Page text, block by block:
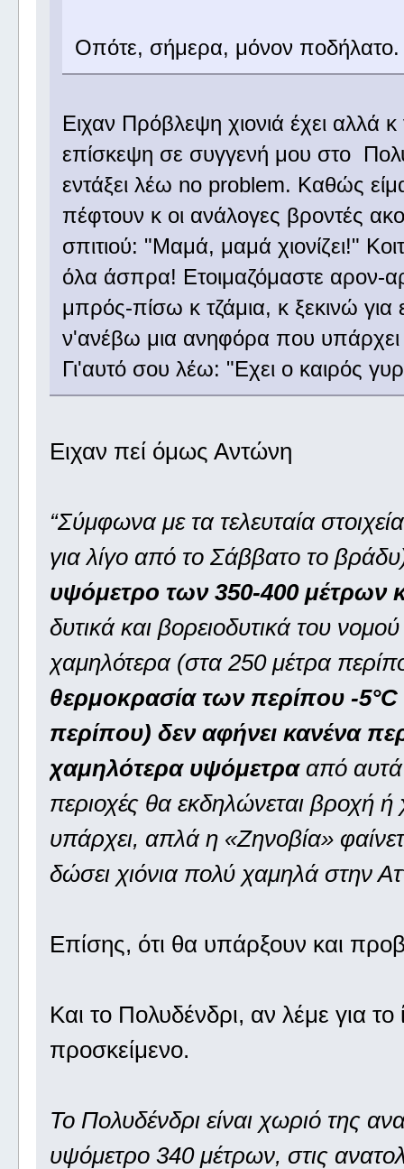
Οπότε, σήμερα, μόνον
Ειχαν Πρόβλεψη χιονιά έχει αλλά
επίσκεψη σε συγγενή μου στο
εντάξει λέω no problem. Καθώς
πέφτουν κ οι ανάλογες βροντές
σπιτιού: "Μαμά, μαμά χιονίζει!"
όλα άσπρα! Ετοιμαζόμαστε αρον-
μπρός-πίσω κ τζάμια, κ ξεκινώ
ν'ανέβω μια ανηφόρα που υπάρχει
Γι'αυτό σου λέω: "Εχει ο καιρός
Ειχαν πεί όμως Αντώνη
“Σύμφωνα με τα τελευταία
για λίγο από το Σάββατο το
υψόμετρο των 350-400 μέτρων
δυτικά και βορειοδυτικά του
χαμηλότερα (στα 250 μέτρα
θερμοκρασία των περίπου -
περίπου) δεν αφήνει κανένα
χαμηλότερα υψόμετρααπό αυτά
περιοχές θα εκδηλώνεται βροχή
υπάρχει, απλά η «Ζηνοβία»
δώσει χιόνια πολύ χαμηλά στην
Επίσης, ότι θα υπάρξουν και
Και το Πολυδένδρι, αν λέμε για το
προσκείμενο.
Το Πολυδένδρι είναι χωριό της
υψόμετρο 340 μέτρων, στις